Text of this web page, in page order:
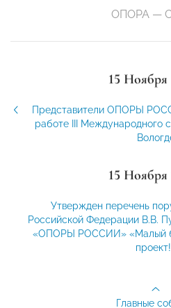
ОПОРА —
15 Ноября
Представители ОПОРЫ
работе III Международного
15 Ноября
Утвержден перечень
Российской Федерации В.В.
«ОПОРЫ РОССИИ» «Малый
Главные